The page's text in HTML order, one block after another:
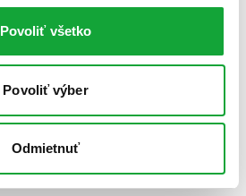
Povoliť všetko
Povoliť výber
Odmietnuť